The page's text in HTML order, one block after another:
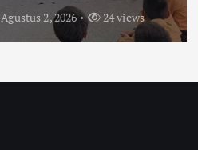
Agustus 2, 2026 24 views